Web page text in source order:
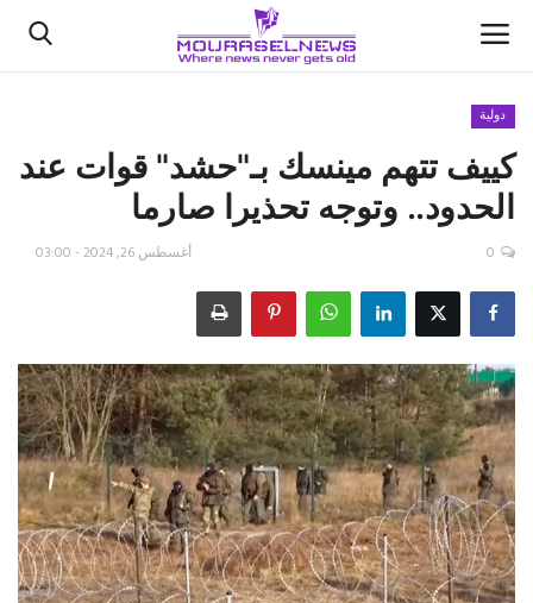
الأخبار
كتّابنا
اقتصاد
علوم وتكنولوجيا
رياضة
فيديو
حياة
دولية
كييف تتهم مينسك بـ"حشد" قوات عند
الحدود.. وتوجه تحذيرا صارما
أغسطس 26, 2024 - 03:00 0